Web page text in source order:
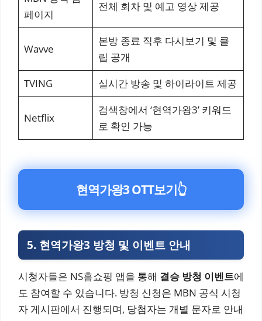
페이지
전체 회차 및 예고 영상 제공
Wavve
본방 종료 직후 다시보기 및 클
립 공개
TVING
실시간 방송 및 하이라이트 제공
Netflix
검색창에서 ‘현역가왕3’ 키워드
로 확인 가능
현역가왕3 OTT보기👆
5. 현역가왕3 방청 및 이벤트 안내
시청자들은 NS홈쇼핑 앱을 통해 결승 방청 이벤트에
도 참여할 수 있습니다. 방청 신청은 MBN 공식 시청
자 게시판에서 진행되며, 당첨자는 개별 문자로 안내